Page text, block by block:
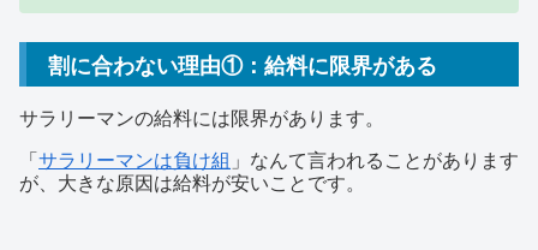
割に合わない理由①：給料に限界がある
サラリーマンの給料には限界があります。
「サラリーマンは負け組 」なんて言われることがあります
が、大きな原因は給料が安いことです。